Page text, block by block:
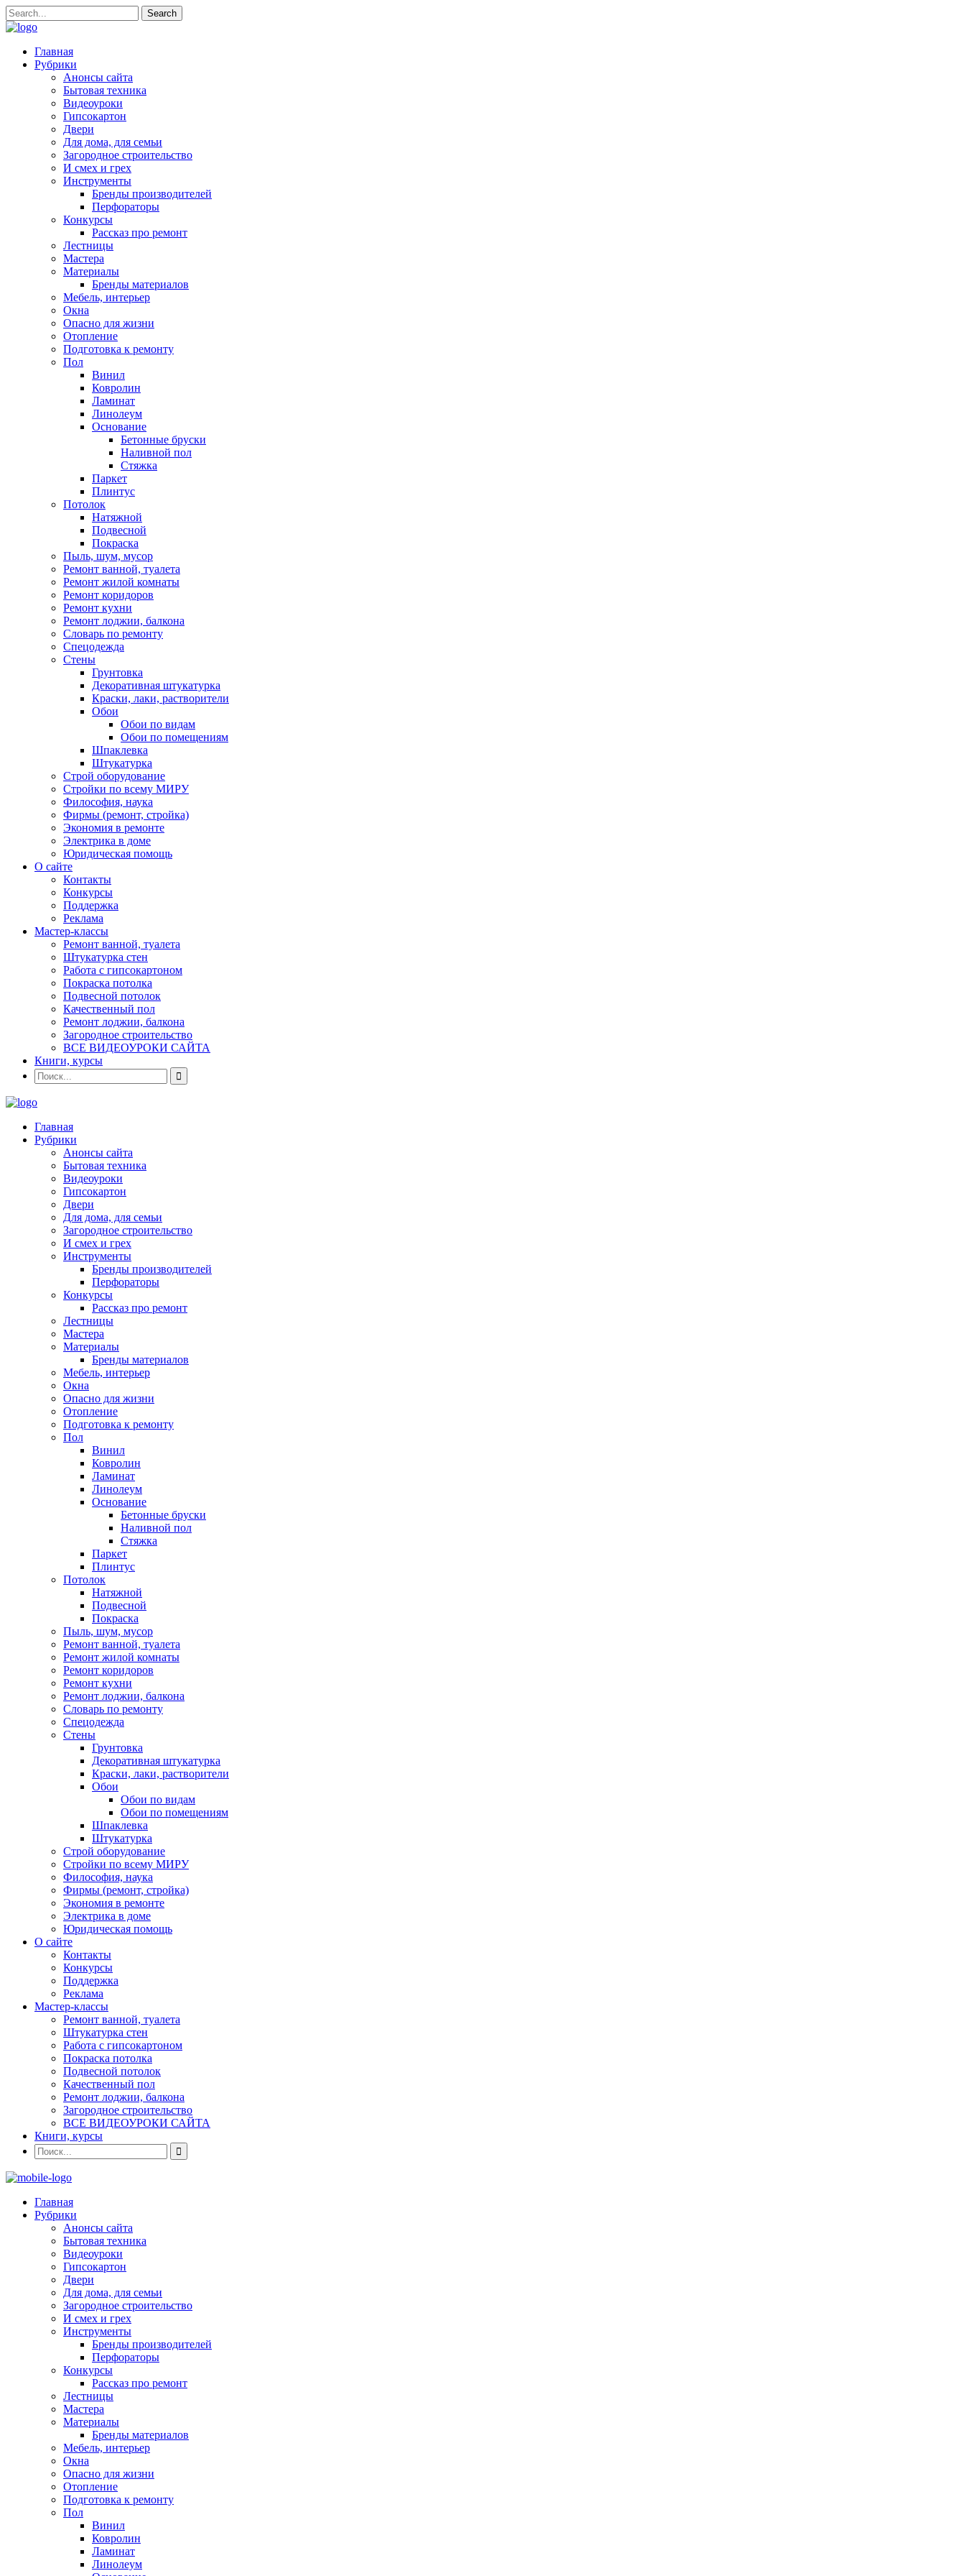
Главная
Рубрики
Анонсы сайта
Бытовая техника
Видеоуроки
Гипсокартон
Двери
Для дома, для семьи
Загородное строительство
И смех и грех
Инструменты
Бренды производителей
Перфораторы
Конкурсы
Рассказ про ремонт
Лестницы
Мастера
Материалы
Бренды материалов
Мебель, интерьер
Окна
Опасно для жизни
Отопление
Подготовка к ремонту
Пол
Винил
Ковролин
Ламинат
Линолеум
Основание
Бетонные бруски
Наливной пол
Стяжка
Паркет
Плинтус
Потолок
Натяжной
Подвесной
Покраска
Пыль, шум, мусор
Ремонт ванной, туалета
Ремонт жилой комнаты
Ремонт коридоров
Ремонт кухни
Ремонт лоджии, балкона
Словарь по ремонту
Спецодежда
Стены
Грунтовка
Декоративная штукатурка
Краски, лаки, растворители
Обои
Обои по видам
Обои по помещениям
Шпаклевка
Штукатурка
Строй оборудование
Стройки по всему МИРУ
Философия, наука
Фирмы (ремонт, стройка)
Экономия в ремонте
Электрика в доме
Юридическая помощь
О сайте
Контакты
Конкурсы
Поддержка
Реклама
Мастер-классы
Ремонт ванной, туалета
Штукатурка стен
Работа с гипсокартоном
Покраска потолка
Подвесной потолок
Качественный пол
Ремонт лоджии, балкона
Загородное строительство
ВСЕ ВИДЕОУРОКИ САЙТА
Книги, курсы
Главная
Рубрики
Анонсы сайта
Бытовая техника
Видеоуроки
Гипсокартон
Двери
Для дома, для семьи
Загородное строительство
И смех и грех
Инструменты
Бренды производителей
Перфораторы
Конкурсы
Рассказ про ремонт
Лестницы
Мастера
Материалы
Бренды материалов
Мебель, интерьер
Окна
Опасно для жизни
Отопление
Подготовка к ремонту
Пол
Винил
Ковролин
Ламинат
Линолеум
Основание
Бетонные бруски
Наливной пол
Стяжка
Паркет
Плинтус
Потолок
Натяжной
Подвесной
Покраска
Пыль, шум, мусор
Ремонт ванной, туалета
Ремонт жилой комнаты
Ремонт коридоров
Ремонт кухни
Ремонт лоджии, балкона
Словарь по ремонту
Спецодежда
Стены
Грунтовка
Декоративная штукатурка
Краски, лаки, растворители
Обои
Обои по видам
Обои по помещениям
Шпаклевка
Штукатурка
Строй оборудование
Стройки по всему МИРУ
Философия, наука
Фирмы (ремонт, стройка)
Экономия в ремонте
Электрика в доме
Юридическая помощь
О сайте
Контакты
Конкурсы
Поддержка
Реклама
Мастер-классы
Ремонт ванной, туалета
Штукатурка стен
Работа с гипсокартоном
Покраска потолка
Подвесной потолок
Качественный пол
Ремонт лоджии, балкона
Загородное строительство
ВСЕ ВИДЕОУРОКИ САЙТА
Книги, курсы
Главная
Рубрики
Анонсы сайта
Бытовая техника
Видеоуроки
Гипсокартон
Двери
Для дома, для семьи
Загородное строительство
И смех и грех
Инструменты
Бренды производителей
Перфораторы
Конкурсы
Рассказ про ремонт
Лестницы
Мастера
Материалы
Бренды материалов
Мебель, интерьер
Окна
Опасно для жизни
Отопление
Подготовка к ремонту
Пол
Винил
Ковролин
Ламинат
Линолеум